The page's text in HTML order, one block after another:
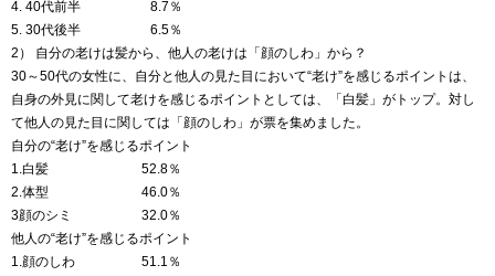
4. 40代前半 8.7％
5. 30代後半 6.5％
2） 自分の老けは髪から、他人の老けは「顔のしわ」から？
30～50代の女性に、自分と他人の見た目において“老け”を感じるポイントは、
自身の外見に関して老けを感じるポイントとしては、「白髪」がトップ。対し
て他人の見た目に関しては「顔のしわ」が票を集めました。
自分の“老け”を感じるポイント
1.白髪 52.8％
2.体型 46.0％
3顔のシミ 32.0％
他人の“老け”を感じるポイント
1.顔のしわ 51.1％